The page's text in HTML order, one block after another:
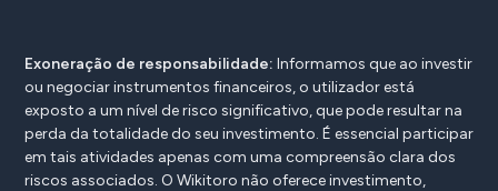
Exoneração de responsabilidade: Informamos que ao investir
ou negociar instrumentos financeiros, o utilizador está
exposto a um nível de risco significativo, que pode resultar na
perda da totalidade do seu investimento. É essencial participar
em tais atividades apenas com uma compreensão clara dos
riscos associados. O Wikitoro não oferece investimento,